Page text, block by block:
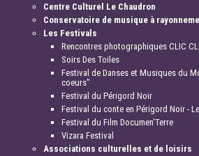
Centre Culturel Le Chaudron
Conservatoire de musique à
Les Festivals
Rencontres photographiques CLIC
Soirs Des Toiles
Festival de Danses et Musiques du
coeurs"
Festival du Périgord Noir
Festival du conte en Périgord Noir -
Festival du Film Documen'Terre
Vizara Festival
Associations culturelles et de loisirs